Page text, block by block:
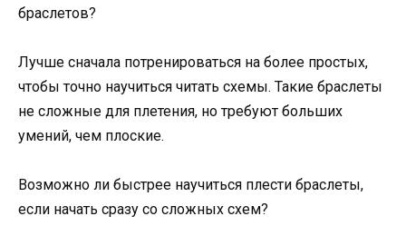
браслетов?
Лучше сначала потренироваться на более простых,
чтобы точно научиться читать схемы. Такие браслеты
не сложные для плетения, но требуют больших
умений, чем плоские.
Возможно ли быстрее научиться плести браслеты,
если начать сразу со сложных схем?